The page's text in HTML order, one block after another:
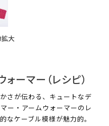
大
ーマー（レシピ）
さが伝わる、キュートなデ
ー・アームウォーマーのレ
なケーブル模様が魅力的。